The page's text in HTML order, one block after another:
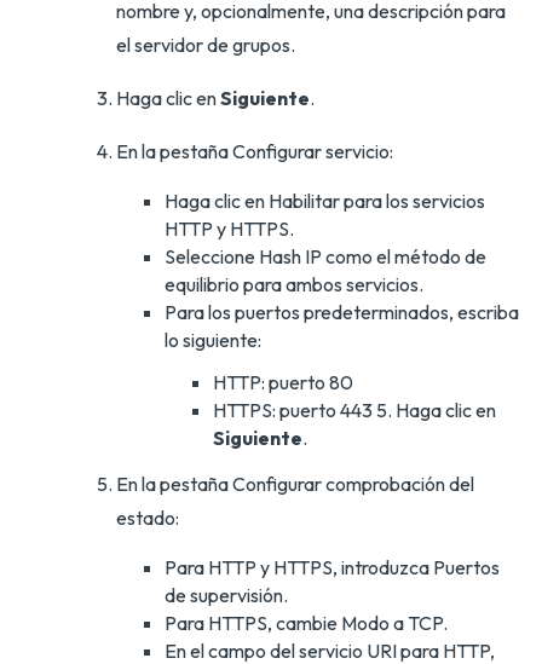
nombre y, opcionalmente, una descripción para
el servidor de grupos.
Haga clic enSiguiente.
En la pestaña Configurar servicio:
Haga clic en Habilitar para los servicios
HTTP y HTTPS.
Seleccione Hash IP como el método de
equilibrio para ambos servicios.
Para los puertos predeterminados, escriba
lo siguiente:
HTTP: puerto 80
HTTPS: puerto 443 5. Haga clic en
Siguiente.
En la pestaña Configurar comprobación del
estado:
Para HTTP y HTTPS, introduzca Puertos
de supervisión.
Para HTTPS, cambie Modo a TCP.
En el campo del servicio URI para HTTP,